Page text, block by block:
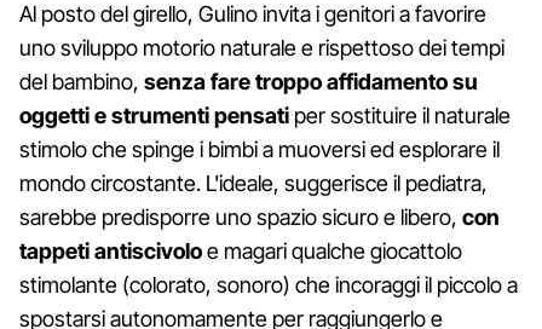
Al posto del girello, Gulino invita i genitori a favorire
uno sviluppo motorio naturale e rispettoso dei tempi
del bambino, senza fare troppo affidamento su
oggetti e strumenti pensati per sostituire il naturale
stimolo che spinge i bimbi a muoversi ed esplorare il
mondo circostante. L'ideale, suggerisce il pediatra,
sarebbe predisporre uno spazio sicuro e libero, con
tappeti antiscivoloe magari qualche giocattolo
stimolante (colorato, sonoro) che incoraggi il piccolo a
spostarsi autonomamente per raggiungerlo e